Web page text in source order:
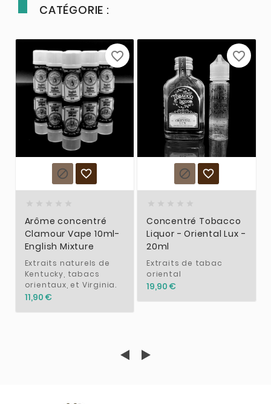
CATÉGORIE :
 
Arôme concentré
Clamour Vape 10ml-
English Mixture
Extraits naturels de
Kentucky, tabacs
orientaux, et Virginia.
11,90 €
favorite_border
 
Concentré Tobacco
Liquor - Oriental Lux -
20ml
Extraits de tabac
oriental
19,90 €
favorite_border